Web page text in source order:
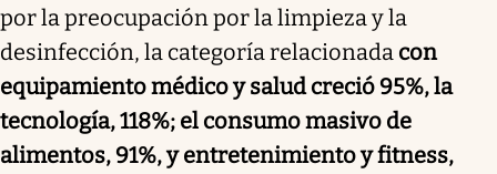
por la preocupación por la limpieza y la
desinfección, la categoría relacionada con
equipamiento médico y salud creció 95%, la
tecnología, 118%; el consumo masivo de
alimentos, 91%, y entretenimiento y fitness,